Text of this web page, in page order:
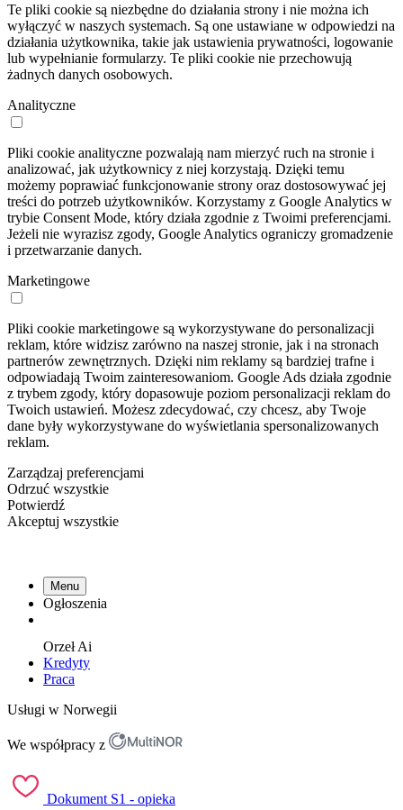
Te pliki cookie są niezbędne do działania strony i nie można ich
wyłączyć w naszych systemach. Są one ustawiane w odpowiedzi na
działania użytkownika, takie jak ustawienia prywatności, logowanie
lub wypełnianie formularzy. Te pliki cookie nie przechowują
żadnych danych osobowych.
Analityczne
Pliki cookie analityczne pozwalają nam mierzyć ruch na stronie i
analizować, jak użytkownicy z niej korzystają. Dzięki temu
możemy poprawiać funkcjonowanie strony oraz dostosowywać jej
treści do potrzeb użytkowników. Korzystamy z Google Analytics w
trybie Consent Mode, który działa zgodnie z Twoimi preferencjami.
Jeżeli nie wyrazisz zgody, Google Analytics ograniczy gromadzenie
i przetwarzanie danych.
Marketingowe
Pliki cookie marketingowe są wykorzystywane do personalizacji
reklam, które widzisz zarówno na naszej stronie, jak i na stronach
partnerów zewnętrznych. Dzięki nim reklamy są bardziej trafne i
odpowiadają Twoim zainteresowaniom. Google Ads działa zgodnie
z trybem zgody, który dopasowuje poziom personalizacji reklam do
Twoich ustawień. Możesz zdecydować, czy chcesz, aby Twoje
dane były wykorzystywane do wyświetlania spersonalizowanych
reklam.
Zarządzaj preferencjami
Odrzuć wszystkie
Potwierdź
Akceptuj wszystkie
Menu
Ogłoszenia
OrzełAi
Kredyty
Praca
Usługi w Norwegii
We współpracy z
Dokument S1 - opieka